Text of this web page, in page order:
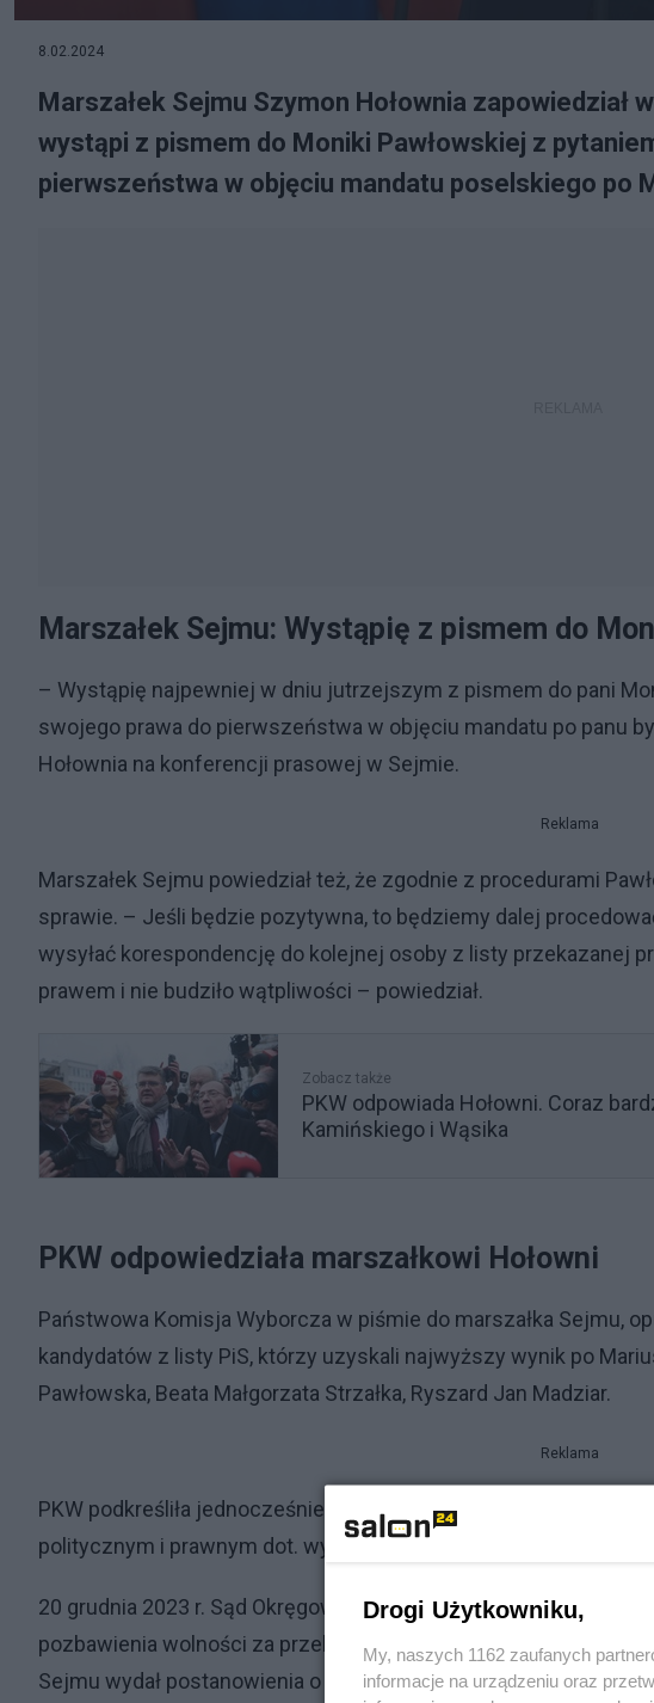
8.02.2024
Marszałek Sejmu Szymon Hołownia zapowiedział
wystąpi z pismem do Moniki Pawłowskiej z
pierwszeństwa w objęciu mandatu poselskiego po
Marszałek Sejmu: Wystąpię z pismem do
– Wystąpię najpewniej w dniu jutrzejszym z pismem do pani
swojego prawa do pierwszeństwa w objęciu mandatu po panu
Hołownia na konferencji prasowej w Sejmie.
Reklama
Marszałek Sejmu powiedział też, że zgodnie z procedurami
sprawie. – Jeśli będzie pozytywna, to będziemy dalej
wysyłać korespondencję do kolejnej osoby z listy przekazanej
prawem i nie budziło wątpliwości – powiedział.
Zobacz także
PKW odpowiada Hołowni. Coraz
Kamińskiego i Wąsika
PKW odpowiedziała marszałkowi Hołowni
Państwowa Komisja Wyborcza w piśmie do marszałka Sejmu,
kandydatów z listy PiS, którzy uzyskali najwyższy wynik po
Pawłowska, Beata Małgorzata Strzałka, Ryszard Jan Madziar.
Reklama
PKW podkreśliła jednocześnie, że przedstawia jedynie
politycznym i prawnym dot. wygaśnięcia mandatu posła i
20 grudnia 2023 r. Sąd Okręgowy w Warszawie skazał
pozbawienia wolności za przekroczenie uprawnień w tzw. aferze
Sejmu wydał postanowienia o wygaśnięciu mandatów obu
Drogi Użytkowniku,
My, naszych 1162 zaufanych
informacje na urządzeniu oraz